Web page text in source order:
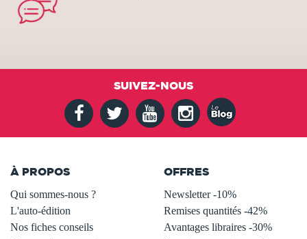
SUIVEZ-NOUS
À PROPOS
Qui sommes-nous ?
L'auto-édition
Nos fiches conseils
OFFRES
Newsletter -10%
Remises quantités -42%
Avantages libraires -30%